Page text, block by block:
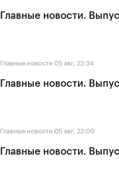
Главные новости.
Главные новости 05 авг, 22:34
Главные новости.
Главные новости 05 авг, 22:00
Главные новости.